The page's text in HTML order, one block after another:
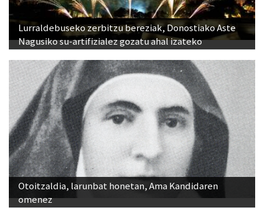
Lurraldebuseko zerbitzu bereziak, Donostiako Aste
Nagusiko su-artifizialez gozatu ahal izateko
Otoitzaldia, larunbat honetan, Ama Kandidaren
omenez